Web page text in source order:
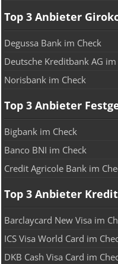
Top 3 Anbieter
Degussa Bank im Check
Deutsche Kreditbank AG im
Norisbank im Check
Top 3 Anbieter
Bigbank im Check
Banco BNI im Check
Credit Agricole Bank im
Top 3 Anbieter
Barclaycard New Visa im
ICS Visa World Card im
DKB Cash Visa Card im